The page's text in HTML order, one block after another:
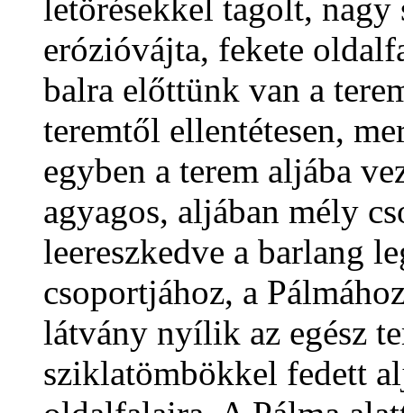
letörésekkel tagolt,
erózióvájta, fekete
balra előttünk van a
teremtől ellentétesen,
egyben a terem aljába
agyagos, aljában mély
leereszkedve a barlang
csoportjához, a
látvány nyílik az egész
sziklatömbökkel fedett